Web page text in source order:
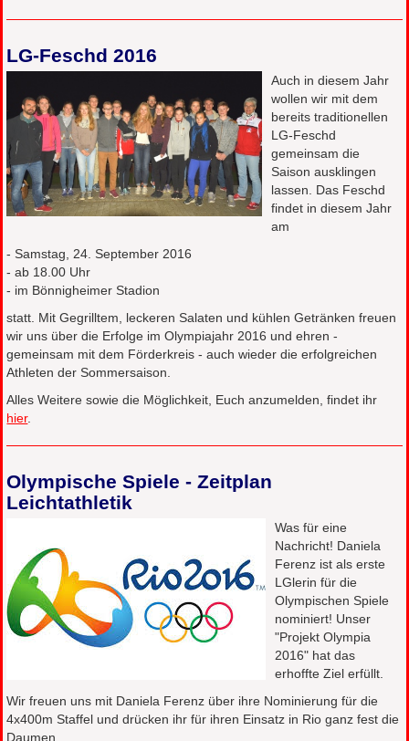
LG-Feschd 2016
Auch in diesem Jahr
wollen wir mit dem
bereits traditionellen
LG-Feschd
gemeinsam die
Saison ausklingen
lassen. Das Feschd
findet in diesem Jahr
am
- Samstag, 24. September 2016
- ab 18.00 Uhr
- im Bönnigheimer Stadion
statt. Mit Gegrilltem, leckeren Salaten und kühlen Getränken freuen
wir uns über die Erfolge im Olympiajahr 2016 und ehren -
gemeinsam mit dem Förderkreis - auch wieder die erfolgreichen
Athleten der Sommersaison.
Alles Weitere sowie die Möglichkeit, Euch anzumelden, findet ihr
hier.
Olympische Spiele - Zeitplan
Leichtathletik
Was für eine
Nachricht! Daniela
Ferenz ist als erste
LGlerin für die
Olympischen Spiele
nominiert! Unser
"Projekt Olympia
2016" hat das
erhoffte Ziel erfüllt.
Wir freuen uns mit Daniela Ferenz über ihre Nominierung für die
4x400m Staffel und drücken ihr für ihren Einsatz in Rio ganz fest die
Daumen.